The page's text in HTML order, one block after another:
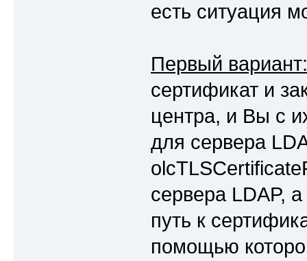
есть ситуация
Первый вариант:
сертификат и
центра, и Вы с
для сервера
сервера LDAP,
путь к
помощью